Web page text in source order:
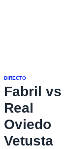
DIRECTO
Fabril vs
Real
Oviedo
Vetusta